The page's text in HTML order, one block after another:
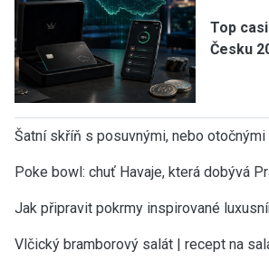
Top
Česku
Šatní skříň s posuvnými, nebo
Poke bowl: chuť Havaje, která dobývá
Jak připravit pokrmy inspirované
Vlčický bramborový salát | recept na